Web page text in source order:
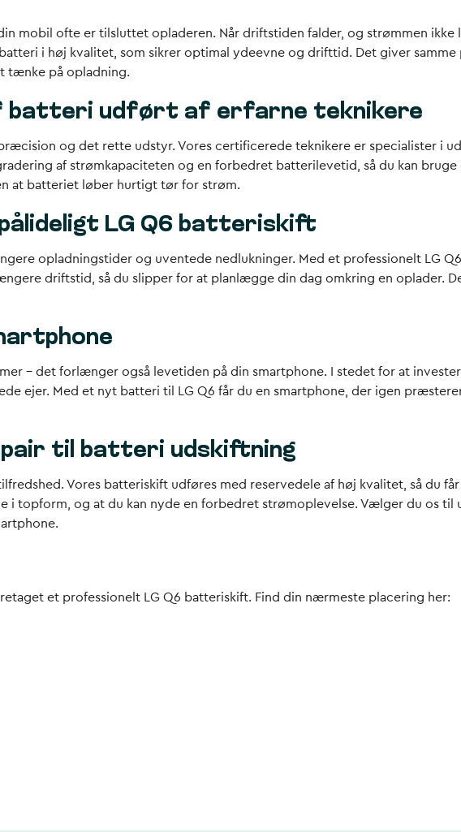
mobil ofte er tilsluttet opladeren. Når driftstiden falder, og strømmen
i høj kvalitet, som sikrer optimal ydeevne og drifttid. Det giver samme
tænke på opladning.
batteri udført af erfarne teknikere
og det rette udstyr. Vores certificerede teknikere er specialister i
af strømkapaciteten og en forbedret batterilevetid, så du kan bruge
at batteriet løber hurtigt tør for strøm.
LG Q6 batteriskift
opladningstider og uventede nedlukninger. Med et professionelt LG
driftstid, så du slipper for at planlægge din dag omkring en oplader.
– det forlænger også levetiden på din smartphone. I stedet for at
ejer. Med et nyt batteri til LG Q6 får du en smartphone, der igen
til batteri udskiftning
Vores batteriskift udføres med reservedele af høj kvalitet, så du
i topform, og at du kan nyde en forbedret strømoplevelse. Vælger du os
et professionelt LG Q6 batteriskift. Find din nærmeste placering her: